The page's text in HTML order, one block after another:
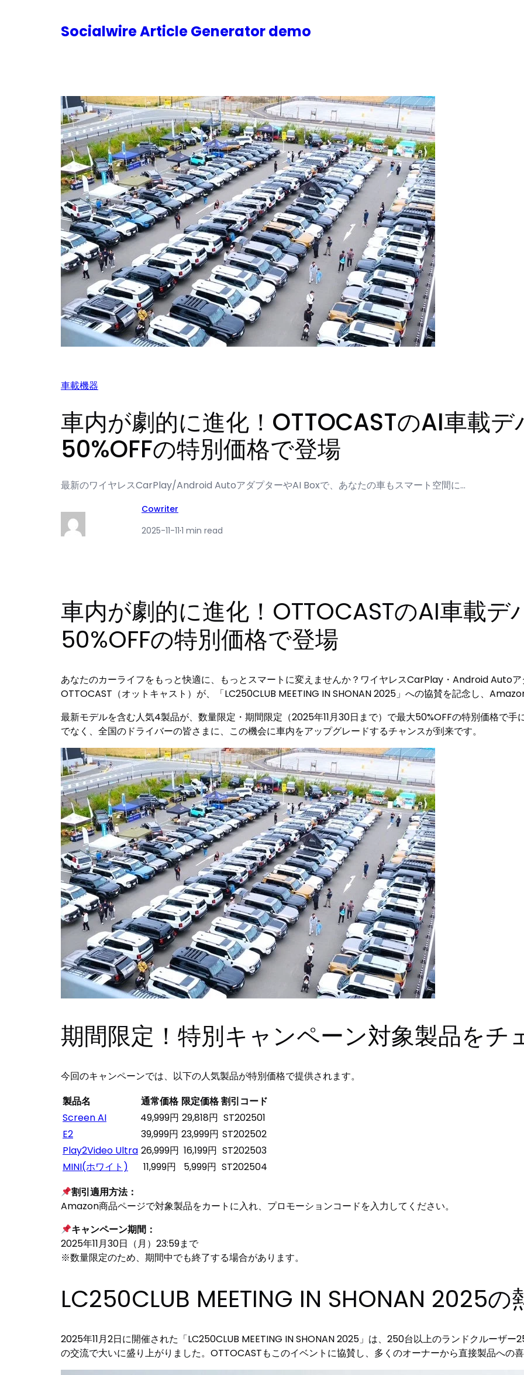
Socialwire Article Generator demo
車載機器
車内が劇的に進化！OTTOCASTのAI車載
50%OFFの特別価格で登場
最新のワイヤレスCarPlay/Android AutoアダプターやAI Boxで、あなたの車もスマート空間に…
Cowriter
2025-11-11·1 min read
車内が劇的に進化！OTTOCASTのAI車載デ
50%OFFの特別価格で登場
あなたのカーライフをもっと快適に、もっとスマートに変えませんか？ワイヤレスCarPlay・Android Auto
OTTOCAST（オットキャスト）が、「LC250CLUB MEETING IN SHONAN 2025」への協賛を記念し、
最新モデルを含む人気4製品が、数量限定・期間限定（2025年11月30日まで）で最大50%OFFの特別価格で
でなく、全国のドライバーの皆さまに、この機会に車内をアップグレードするチャンスが到来です。
期間限定！特別キャンペーン対象製品をチ
今回のキャンペーンでは、以下の人気製品が特別価格で提供されます。
製品名
通常価格 限定価格割引コード
Screen AI
49,999円 29,818円 ST202501
E2
39,999円 23,999円 ST202502
Play2Video Ultra 26,999円 16,199円 ST202503
MINI(ホワイト)
11,999円 5,999円 ST202504
割引適用方法：
Amazon商品ページで対象製品をカートに入れ、プロモーションコードを入力してください。
キャンペーン期間：
2025年11月30日（月）23:59まで
※数量限定のため、期間中でも終了する場合があります。
LC250CLUB MEETING IN SHONAN 2025
2025年11月2日に開催された「LC250CLUB MEETING IN SHONAN 2025」は、250台以上のランドクルーザ
の交流で大いに盛り上がりました。OTTOCASTもこのイベントに協賛し、多くのオーナーから直接製品への